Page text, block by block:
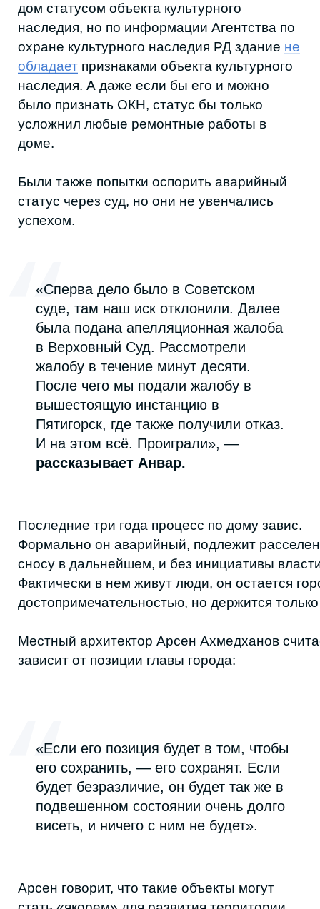
туристическими центрами и
общественными площадками. Но для этого
нужна инициатива и сверху, и снизу.
ЧТО ПРОИСХОДИТ С ДОМОМ В
2026 ГОДУ
Пока никто не мог ничего решить, местные
гиды начали водить туда туристические
«Дом-корабль формирует историческую
ценность Махачкалы. В старой части
города не так много зданий, с каждым
возникает ощущение, что оказались в
настоящем корабле, с его носом, трюмом,
каютами. Туристы в восторге от него.
Жильцы не против экскурсий, главное не
мешать их покою. Учитывая, что туризм
подтолкнул интерес к нему, он же, в том
числе, думаю, может стать и ресурсом для
Сейчас местные буквально своими
местный житель Абзагир, решил
установить ящик для сбора средств на
капитальный ремонт и платную
экспертизу, которая могла бы помочь
внести здание в список ОКН. Он
постепенно пополняется деньгами, в том
числе за счёт пожертвований туристов.
посещают дом‑корабль, закидывают в него
деньги. Речь пока идет совсем не о тех